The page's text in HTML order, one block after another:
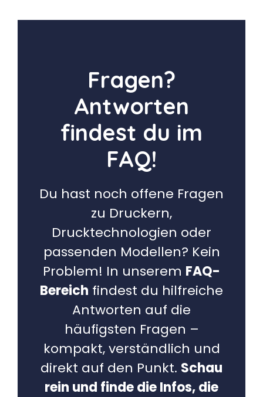
Fragen?
Antworten
findest du im
FAQ!
Du hast noch offene Fragen
zu Druckern,
Drucktechnologien oder
passenden Modellen? Kein
Problem! In unserem FAQ-
Bereich findest du hilfreiche
Antworten auf die
häufigsten Fragen –
kompakt, verständlich und
direkt auf den Punkt. Schau
rein und finde die Infos, die